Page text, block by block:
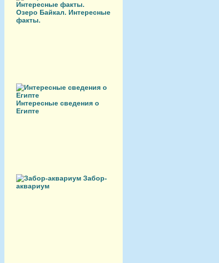
Озеро Байкал. Интересные
факты.
Интересные сведения о
Египте
Забор-
аквариум